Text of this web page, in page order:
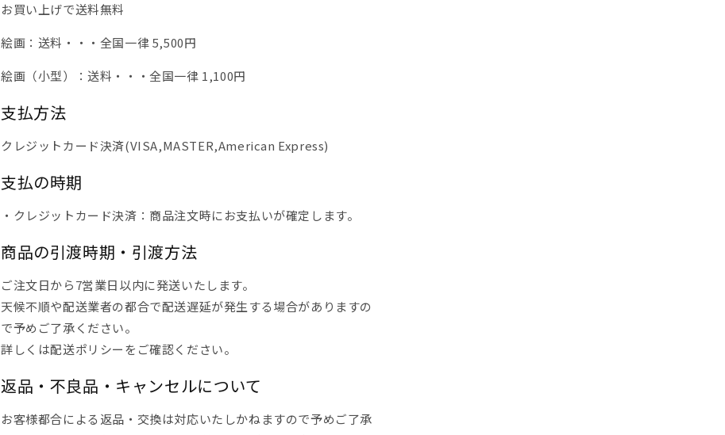
お買い上げで送料無料
絵画：送料・・・全国一律 5,500円
絵画（小型）：送料・・・全国一律 1,100円
支払方法
クレジットカード決済(VISA,MASTER,American Express)
支払の時期
・クレジットカード決済：商品注文時にお支払いが確定します。
商品の引渡時期・引渡方法
ご注文日から7営業日以内に発送いたします。
天候不順や配送業者の都合で配送遅延が発生する場合がありますの
で予めご了承ください。
詳しくは配送ポリシーをご確認ください。
返品・不良品・キャンセルについて
お客様都合による返品・交換は対応いたしかねますので予めご了承